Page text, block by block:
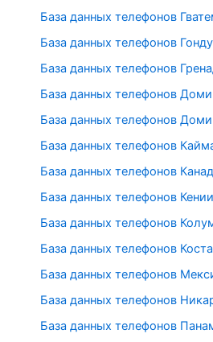
База данных телефонов
База данных телефонов
База данных телефонов
База данных телефонов
База данных телефонов
База данных телефонов
База данных телефонов
База данных телефонов Кении
База данных телефонов
База данных телефонов
База данных телефонов
База данных телефонов
База данных телефонов